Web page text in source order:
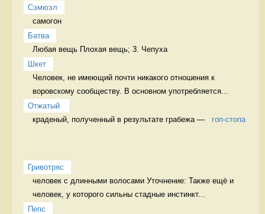
Сэмюэл
самогон
Батва
Любая вещь Плохая вещь; 3. Чепуха
Шкет
Человек, не имеющий почти никакого отношения к
воровскому сообществу. В основном употребляется...
Отжатый
краденый, полученный в результате грабежа — гоп-стопа
Гривотряс
человек с длинными волосами Уточнение: Также ещё и
человек, у которого сильны стадные инстинкт...
Пепс